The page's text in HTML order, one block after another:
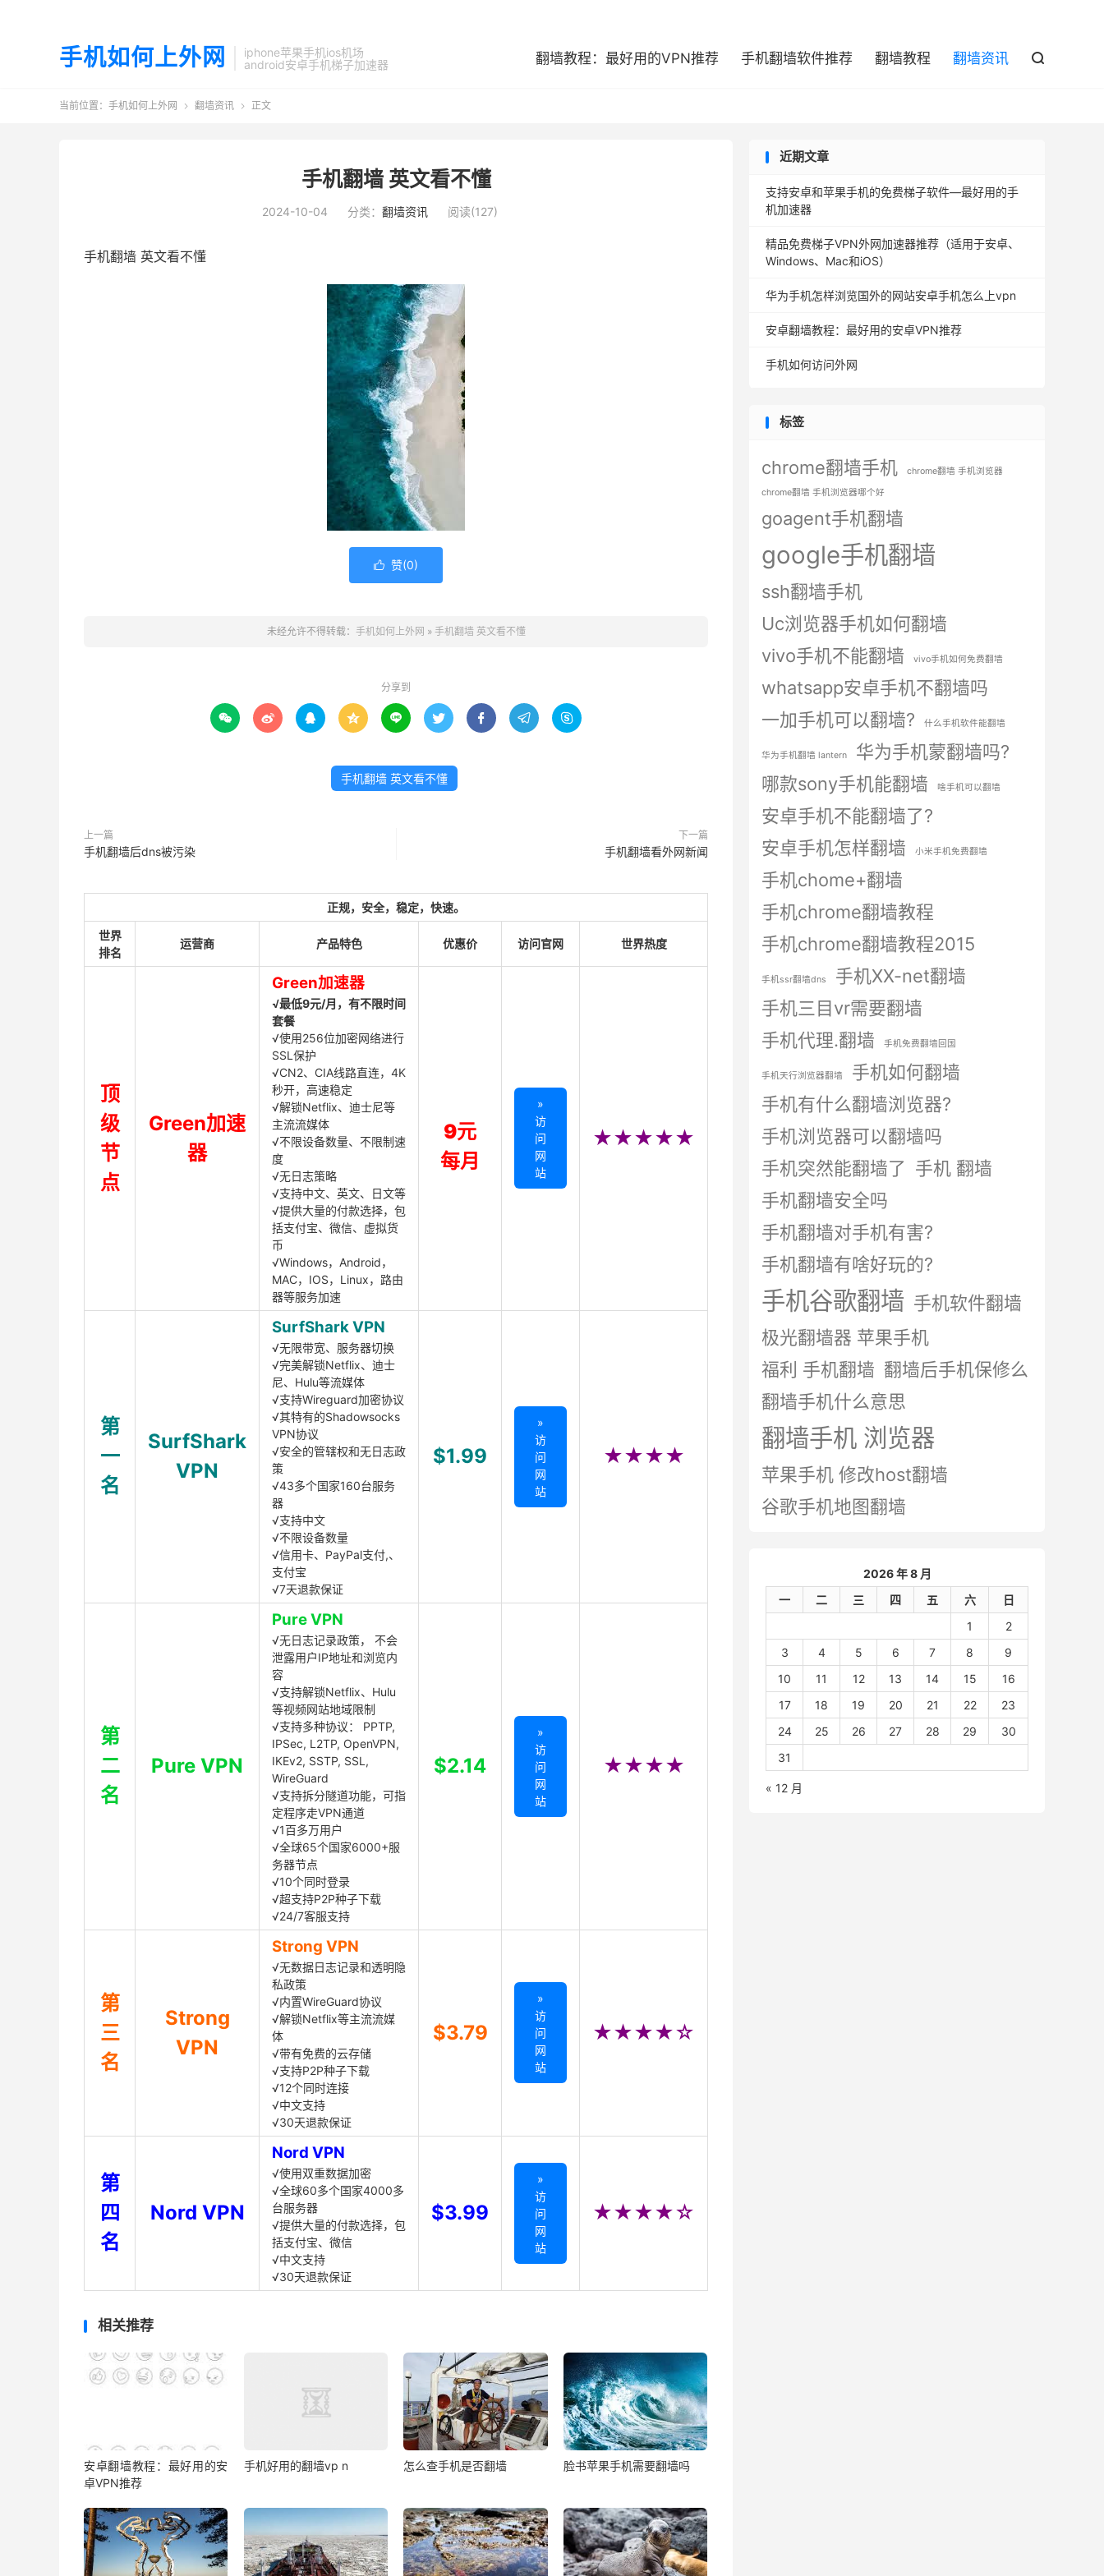
手机如何上外网
iphone苹果手机ios机场
android安卓手机梯子加速器
翻墙教程：最好用的VPN推荐 手机翻墙软件推荐 翻墙教程 翻墙资讯 
当前位置： 手机如何上外网  翻墙资讯  正文
手机翻墙 英文看不懂
2024-10-04 分类： 翻墙资讯 阅读(127)
手机翻墙 英文看不懂
 赞(0)
未经允许不得转载： 手机如何上外网 » 手机翻墙 英文看不懂
分享到
        
手机翻墙 英文看不懂
上一篇
手机翻墙后dns被污染
下一篇
手机翻墙看外网新闻
正规，安全，稳定，快速。
世界
排名
运营商 产品特色 优惠价 访问官网 世界热度
顶
级
节
点
Green加速
器
Green加速器
√最低9元/月，有不限时间
套餐
√使用256位加密网络进行
SSL保护
√CN2、CIA线路直连，4K
秒开，高速稳定
√解锁Netflix、迪士尼等
主流流媒体
√不限设备数量、不限制速
度
√无日志策略
√支持中文、英文、日文等
√提供大量的付款选择，包
括支付宝、微信、虚拟货
币
√Windows，Android，
MAC，IOS，Linux，路由
器等服务加速
9元
每月
»
访
问
网
站
★★★★★
第
一
名
SurfShark
VPN
SurfShark VPN
√无限带宽、服务器切换
√完美解锁Netflix、迪士
尼、Hulu等流媒体
√支持Wireguard加密协议
√其特有的Shadowsocks
VPN协议
√安全的管辖权和无日志政
策
√43多个国家160台服务
器
√支持中文
√不限设备数量
√信用卡、PayPal支付,、
支付宝
√7天退款保证
$1.99
»
访
问
网
站
★★★★
第
二
名
Pure VPN
Pure VPN
√无日志记录政策， 不会
泄露用户IP地址和浏览内
容
√支持解锁Netflix、Hulu
等视频网站地域限制
√支持多种协议： PPTP,
IPSec, L2TP, OpenVPN,
IKEv2, SSTP, SSL,
WireGuard
√支持拆分隧道功能，可指
定程序走VPN通道
√1百多万用户
√全球65个国家6000+服
务器节点
√10个同时登录
√超支持P2P种子下载
√24/7客服支持
$2.14
»
访
问
网
站
★★★★
第
三
名
Strong
VPN
Strong VPN
√无数据日志记录和透明隐
私政策
√内置WireGuard协议
√解锁Netflix等主流流媒
体
√带有免费的云存储
√支持P2P种子下载
√12个同时连接
√中文支持
√30天退款保证
$3.79
»
访
问
网
站
★★★★☆
第
四
名
Nord VPN
Nord VPN
√使用双重数据加密
√全球60多个国家4000多
台服务器
√提供大量的付款选择，包
括支付宝、微信
√中文支持
√30天退款保证
$3.99
»
访
问
网
站
★★★★☆
相关推荐
安卓翻墙教程：最好用的安
卓VPN推荐
手机好用的翻墙vp n 怎么查手机是否翻墙 脸书苹果手机需要翻墙吗
近期文章
支持安卓和苹果手机的免费梯子软件—最好用的手
机加速器
精品免费梯子VPN外网加速器推荐（适用于安卓、
Windows、Mac和iOS）
华为手机怎样浏览国外的网站安卓手机怎么上vpn
安卓翻墙教程：最好用的安卓VPN推荐
手机如何访问外网
标签
chrome翻墙手机
chrome翻墙 手机浏览器
chrome翻墙 手机浏览器哪个好
goagent手机翻墙
google手机翻墙
ssh翻墙手机
Uc浏览器手机如何翻墙
vivo手机不能翻墙
vivo手机如何免费翻墙
whatsapp安卓手机不翻墙吗
一加手机可以翻墙?
什么手机软件能翻墙
华为手机翻墙 lantern
华为手机蒙翻墙吗?
哪款sony手机能翻墙
啥手机可以翻墙
安卓手机不能翻墙了?
安卓手机怎样翻墙
小米手机免费翻墙
手机chome+翻墙
手机chrome翻墙教程
手机chrome翻墙教程2015
手机ssr翻墙dns
手机XX-net翻墙
手机三目vr需要翻墙
手机代理.翻墙
手机免费翻墙回国
手机天行浏览器翻墙
手机如何翻墙
手机有什么翻墙浏览器?
手机浏览器可以翻墙吗
手机突然能翻墙了 手机 翻墙
手机翻墙安全吗
手机翻墙对手机有害?
手机翻墙有啥好玩的?
手机谷歌翻墙 手机软件翻墙
极光翻墙器 苹果手机
福利 手机翻墙 翻墙后手机保修么
翻墙手机什么意思
翻墙手机 浏览器
苹果手机 修改host翻墙
谷歌手机地图翻墙
2026 年 8 月
一
二 三 四 五 六
日
1
2
3
4 5 6 7 8
9
10
11 12 13 14 15
16
17
18 19 20 21 22
23
24
25 26 27 28 29
30
31
« 12 月